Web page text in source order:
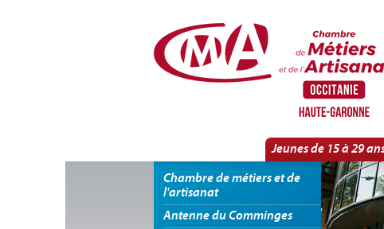
Jeunes de 15 à 29
Chambre de métiers et de
l'artisanat
Antenne du Comminges